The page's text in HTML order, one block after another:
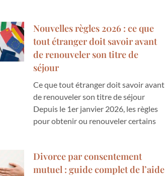
Nouvelles règles 2026 : ce que
tout étranger doit savoir avant
de renouveler son titre de
séjour
Ce que tout étranger doit savoir avant
de renouveler son titre de séjour
Depuis le 1er janvier 2026, les règles
pour obtenir ou renouveler certains
Divorce par consentement
mutuel : guide complet de l’aide